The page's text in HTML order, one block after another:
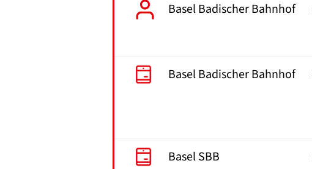
Basel Badischer Bahnhof
Basel Badischer Bahnhof
Basel SBB